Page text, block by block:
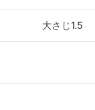
大さじ1.5